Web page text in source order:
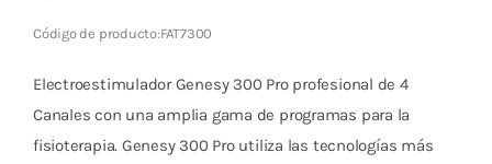
Código de producto:FAT7300
Electroestimulador Genesy 300 Proprofesional de 4
Canales con una amplia gama de programas para la
fisioterapia. Genesy 300 Proutiliza las tecnologías más